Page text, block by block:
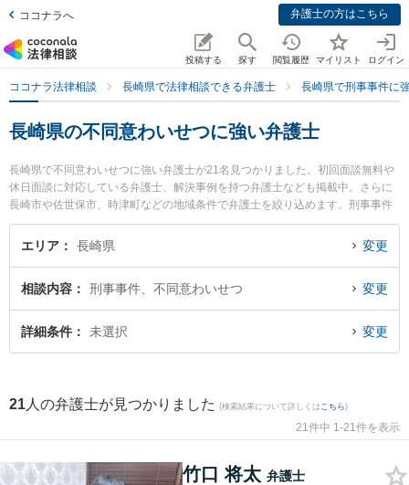
ココナラへ 弁護士の方はこちら
投稿する 探す 閲覧履歴 マイリスト ログイン
ココナラ法律相談 長崎県で法律相談できる弁護士 長崎県で刑事事件に
長崎県の不同意わいせつに強い弁護士
長崎県で不同意わいせつに強い弁護士が21名見つかりました。初回面談無料や
休日面談に対応している弁護士、解決事例を持つ弁護士なども掲載中。さらに
長崎市や佐世保市、時津町などの地域条件で弁護士を絞り込めます。刑事事件
に関係する加害者側や少年事件、再犯・前科あり等の細かな分野での絞り込み
検索もでき便利です。特に竹口・堀法律事務所の竹口 将太弁護士や弁護士法人
注目されています。『長崎県で土日や夜間に発生した不同意わいせつのトラブ
ルを今すぐに弁護士に相談したい』『不同意わいせつのトラブル解決の実績豊
富な近くの弁護士を検索したい』『初回相談無料で不同意わいせつを法律相談
エリア 長崎県 変更
相談内容 刑事事件、不同意わいせつ 変更
詳細条件 未選択 変更
21 人の弁護士が見つかりました (検索結果について詳しくは こちら)
21件中 1-21件を表示
竹口 将太 弁護士